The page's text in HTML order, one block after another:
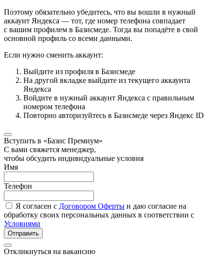
Поэтому обязательно убедитесь, что вы вошли в нужный
аккаунт Яндекса — тот, где номер телефона совпадает
с вашим профилем в Базисмеде. Тогда вы попадёте в свой
основной профиль со всеми данными.
Если нужно сменить аккаунт:
Выйдите из профиля в Базисмеде
На другой вкладке выйдите из текущего аккаунта
Яндекса
Войдите в нужный аккаунт Яндекса с правильным
номером телефона
Повторно авторизуйтесь в Базисмеде через Яндекс ID
Вступить в «Базис Премиум»
С вами свяжется менеджер,
чтобы обсудить индивидуальные условия
Имя
Телефон
Я согласен с Договором Оферты и даю согласие на
обработку своих персональных данных в соответствии с
Условиями
Отправить
Откликнуться на вакансию